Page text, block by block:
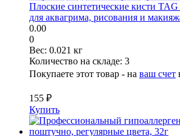
Плоские синтетические кисти
для аквагрима, рисования и
0.00
0
Вес: 0.021 кг
Количество на складе: 3
Покупаете этот товар - на ваш счет
155 ₽
Купить